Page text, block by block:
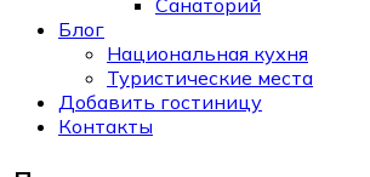
Санаторий
Блог
Национальная кухня
Туристические места
Добавить гостиницу
Контакты